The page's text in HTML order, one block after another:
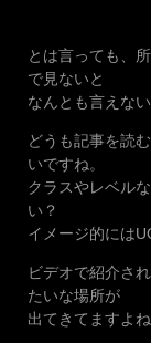
とは言っても、
で見ないと
なんとも言えな
どうも記事を読
いですね。
クラスやレベル
い？
イメージ的には
ビデオで紹介さ
たいな場所が
出てきてますよ